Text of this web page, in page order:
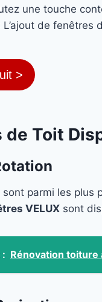
une touche
L’ajout de fenêtres
>
de Toit
sont parmi les plus
VELUX sont
Rénovation